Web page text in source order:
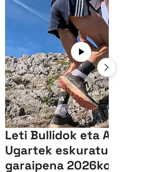
Leti Bullidok eta Aitor
Ugartek eskuratu dute
garaipena 2026ko